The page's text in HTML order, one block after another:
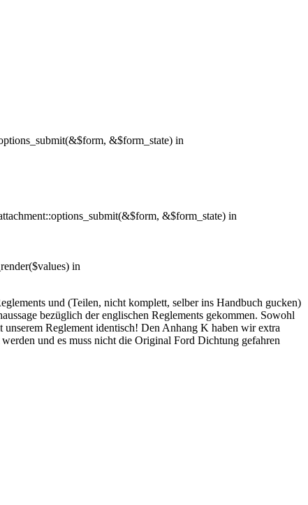
&$form_state) in
&$form_state) in
in
und (Teilen, nicht komplett, selber ins Handbuch gucken)
bezüglich der englischen Reglements gekommen. Sowohl
Reglement identisch! Den Anhang K haben wir extra
und es muss nicht die Original Ford Dichtung gefahren